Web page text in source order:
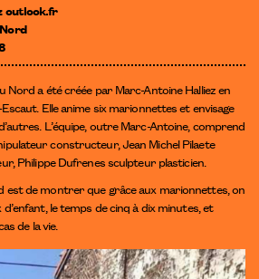
outlook.fr
Nord a été créée par Marc-Antoine Halliez en
Elle anime six marionnettes et envisage
L’équipe, outre Marc-Antoine, comprend
constructeur, Jean Michel Pilaete
Philippe Dufrenes sculpteur plasticien.
est de montrer que grâce aux marionnettes, on
le temps de cinq à dix minutes, et
de la vie.